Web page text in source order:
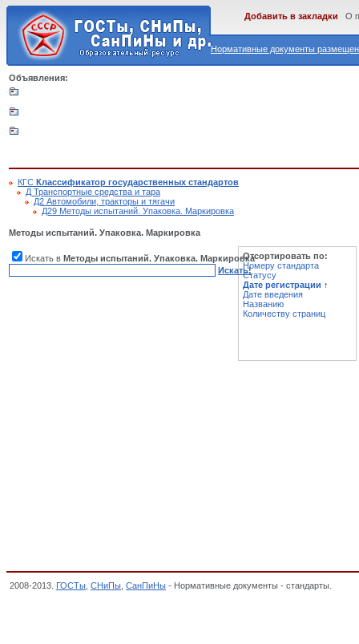
Нормативные документы
Добавить в закладки О
Объявления:
КГС Классификатор государственных стандартов
Д Транспортные средства и тара
Д2 Автомобили, тракторы и тягачи
Д29 Методы испытаний. Упаковка. Маркировка
Методы испытаний. Упаковка. Маркировка
Искать в Методы испытаний. Упаковка. Маркировка
Искать!
Отсортировать по:
Номеру стандарта
Статусу
Дате регистрации ↑
Дате введения
Названию
Количеству страниц
2008-2013. ГОСТы СНиПы СанПиНы - Нормативные документы - стандарты.